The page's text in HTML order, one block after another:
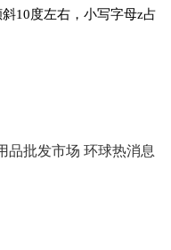
10度左右，小写字母z占
品批发市场 环球热消息